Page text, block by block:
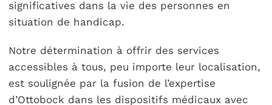
significatives dans la vie des personnes en
situation de handicap.
Notre détermination à offrir des services
accessibles à tous, peu importe leur localisation,
est soulignée par la fusion de l’expertise
d’Ottobock dans les dispositifs médicaux avec